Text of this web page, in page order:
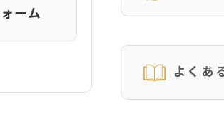
ーム
よくあ